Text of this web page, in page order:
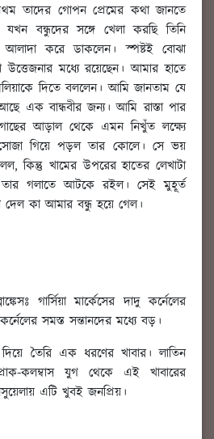
তাদের গোপন প্রেমের কথা জানতে
যখন বন্ধুদের সঙ্গে খেলা করছি তিনি
করে ডাকলেন। স্পষ্টই বোঝা
উত্তেজনার মধ্যে রয়েছেন। আমার হাতে
দিতে বললেন। আমি জানতাম যে
এক বান্ধবীর জন্য। আমি রাস্তা পার
আড়াল থেকে এমন নিখুঁত লক্ষ্যে
সোজা গিয়ে পড়ল তার কোলে। সে ভয়
কিন্তু খামের উপরের হাতের লেখাটা
তার গলাতে আটকে রইল। সেই মুহূর্ত
দেল কা আমার বন্ধু হয়ে গেল।
গার্সিয়া মার্কেসের দাদু কর্নেলের
সমস্ত সন্তানদের মধ্যে বড়।
তৈরি এক ধরণের খাবার। লাতিন
কলম্বাস যুগ থেকে এই খাবারের
এটি খুবই জনপ্রিয়।